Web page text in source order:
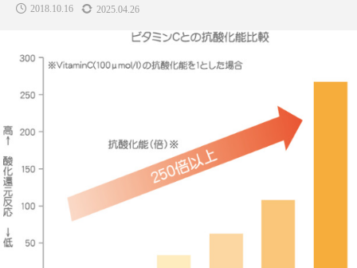
SNSの「加工顔」と美容医療｜AI
都市型スパ――身近なウェルネ
の次世代モデル
2026.08.06
FEATURED
2018.10.16 2025.04.26